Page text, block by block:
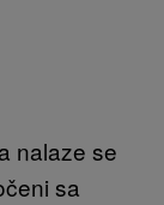
nalaze se
sa